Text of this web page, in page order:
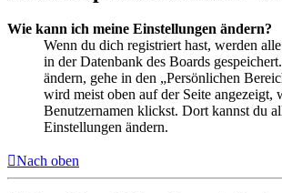
Wie kann ich meine Einstellungen ändern?
Wenn du dich registriert hast, werden
in der Datenbank des Boards
ändern, gehe in den „Persönlichen
wird meist oben auf der Seite angezeigt,
Benutzernamen klickst. Dort kannst du
Einstellungen ändern.
Nach oben